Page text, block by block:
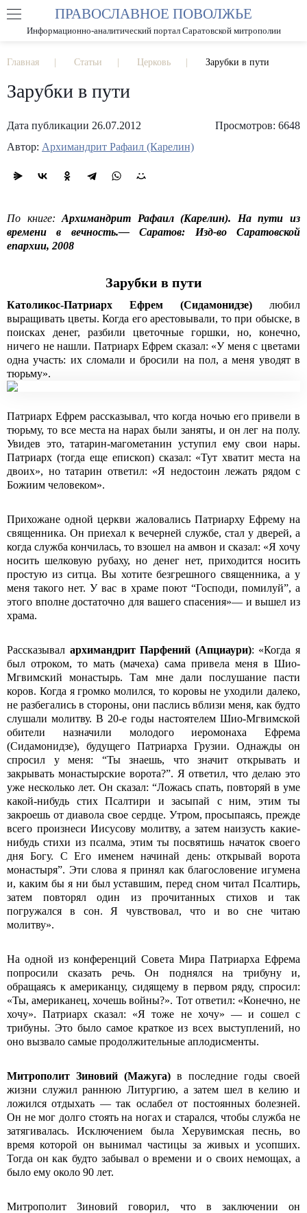
РАЗМЕР ШРИФТА А А
ПРАВОСЛАВНОЕ ПОВОЛЖЬЕ
Информационно-аналитический портал Саратовской митрополии
Главная Статьи Церковь Зарубки в пути
Зарубки в пути
Дата публикации 26.07.2012
Просмотров: 6648
Автор: Архимандрит Рафаил (Карелин)
По книге: Архимандрит Рафаил (Карелин). На пути из
времени в вечность.― Саратов: Изд-во Саратовской
епархии, 2008
Зарубки в пути
Католикос-Патриарх Ефрем (Сидамонидзе) любил
выращивать цветы. Когда его арестовывали, то при обыске, в
поисках денег, разбили цветочные горшки, но, конечно,
ничего не нашли. Патриарх Ефрем сказал: «У меня с цветами
одна участь: их сломали и бросили на пол, а меня уводят в
тюрьму».
Патриарх Ефрем рассказывал, что когда ночью его привели в
тюрьму, то все места на нарах были заняты, и он лег на полу.
Увидев это, татарин-магометанин уступил ему свои нары.
Патриарх (тогда еще епископ) сказал: «Тут хватит места на
двоих», но татарин ответил: «Я недостоин лежать рядом с
Божиим человеком».
Прихожане одной церкви жаловались Патриарху Ефрему на
священника. Он приехал к вечерней службе, стал у дверей, а
когда служба кончилась, то взошел на амвон и сказал: «Я хочу
носить шелковую рубаху, но денег нет, приходится носить
простую из ситца. Вы хотите безгрешного священника, а у
меня такого нет. У вас в храме поют “Господи, помилуй”, а
этого вполне достаточно для вашего спасения»— и вышел из
храма.
Рассказывал архимандрит Парфений (Апциаури): «Когда я
был отроком, то мать (мачеха) сама привела меня в Шио-
Мгвимский монастырь. Там мне дали послушание пасти
коров. Когда я громко молился, то коровы не уходили далеко,
не разбегались в стороны, они паслись вблизи меня, как будто
слушали молитву. В 20-е годы настоятелем Шио-Мгвимской
обители назначили молодого иеромонаха Ефрема
(Сидамонидзе), будущего Патриарха Грузии. Однажды он
спросил у меня: “Ты знаешь, что значит открывать и
закрывать монастырские ворота?”. Я ответил, что делаю это
уже несколько лет. Он сказал: “Ложась спать, повторяй в уме
какой-нибудь стих Псалтири и засыпай с ним, этим ты
закроешь от диавола свое сердце. Утром, просыпаясь, прежде
всего произнеси Иисусову молитву, а затем наизусть какие-
нибудь стихи из псалма, этим ты посвятишь начаток своего
дня Богу. С Его именем начинай день: открывай ворота
монастыря”. Эти слова я принял как благословение игумена
и, каким бы я ни был уставшим, перед сном читал Псалтирь,
затем повторял один из прочитанных стихов и так
погружался в сон. Я чувствовал, что и во сне читаю
молитву».
На одной из конференций Совета Мира Патриарха Ефрема
попросили сказать речь. Он поднялся на трибуну и,
обращаясь к американцу, сидящему в первом ряду, спросил:
«Ты, американец, хочешь войны?». Тот ответил: «Конечно, не
хочу». Патриарх сказал: «Я тоже не хочу» — и сошел с
трибуны. Это было самое краткое из всех выступлений, но
оно вызвало самые продолжительные аплодисменты.
Митрополит Зиновий (Мажуга) в последние годы своей
жизни служил раннюю Литургию, а затем шел в келию и
ложился отдыхать — так ослабел от постоянных болезней.
Он не мог долго стоять на ногах и старался, чтобы служба не
затягивалась. Исключением была Херувимская песнь, во
время которой он вынимал частицы за живых и усопших.
Тогда он как будто забывал о времени и о своих немощах, а
было ему около 90 лет.
Митрополит Зиновий говорил, что в заключении он